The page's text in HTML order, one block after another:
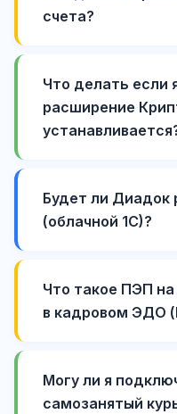
счета?
Что делать если
расширение
Будет ли Диадок
(облачной 1С)?
Что такое ПЭП на
в кадровом ЭДО
Могу ли я
самозанятый